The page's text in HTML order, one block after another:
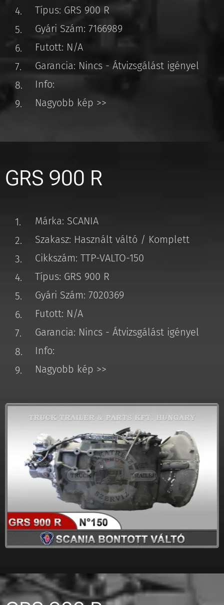
Típus: GRS 900 R
Gyári Szám: 7166989
Futott: N/A
Garancia: Nincs - Átvizsgálást igényel
Info:
Nagyobb kép >>
GRS 900 R
Márka: SCANIA
Szakasz: Használt váltó / Komplett
Cikkszám: TTP-VALTO-150
Típus: GRS 900 R
Gyári Szám: 7020369
Futott: N/A
Garancia: Nincs - Átvizsgálást igényel
Info:
Nagyobb kép >>